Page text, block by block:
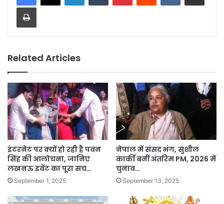
Print
Related Articles
इंटरनेट पर क्यों हो रही है पवन
सिंह की आलोचना, जानिए
लखनऊ इवेंट का पूरा सच…
September 1, 2025
नेपाल में संसद भंग, सुशील
कार्की बनीं अंतरिम PM, 2026 में
चुनाव…
September 13, 2025